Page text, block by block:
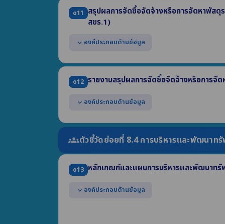
o11
สรุปผลการจัดซื้อจัดจ้างหรือการจัดหาพัสดุ
สขร.1)
expand_more องค์ประกอบด้านข้อมูล
แสดงรายงานสรุปผลการจัดซื้อจัดจ้างฯ รายเดือน ไ
(1) งานที่จัดซื้อหรือจัดจ้าง (2) วงเงินที่จะซื้อหรือจ้าง
(4) วิธีซื้อหรือจ้าง (5) รายชื่อผู้เสนอราคา (6) ราคาที่เส
(7) ผู้ได้รับการคัดเลือก (8) ราคาที่ตกลงซื้อหรือจ้าง
แสดงในรูปแบบไฟล์อย่างน้อย 2 รูปแบบ คือ .pdf แ
o12 รายงานสรุปผลการจัดซื้อจัดจ้างหรือการจั
expand_more องค์ประกอบด้านข้อมูล
แสดงข้อมูลสรุปผลการจัดซื้อจัดจ้าง ประจำปี พ.ศ.
(1) จำนวนโครงการจำแนกตามวิธีการจัดซื้อจัดจ้าง
จ้าง
(3) ปัญหา/อุปสรรค (4) ข้อเสนอแนะ
แสดงข้อมูลสรุปผลการจัดซื้อจัดจ้างฯ รายเดือน ปี
groupsตัวชี้วัดย่อยที่ 8.4 การบริหารและพัฒนาท
o13 หลักเกณฑ์และแผนการบริหารและพัฒนาทรั
expand_more องค์ประกอบด้านข้อมูล